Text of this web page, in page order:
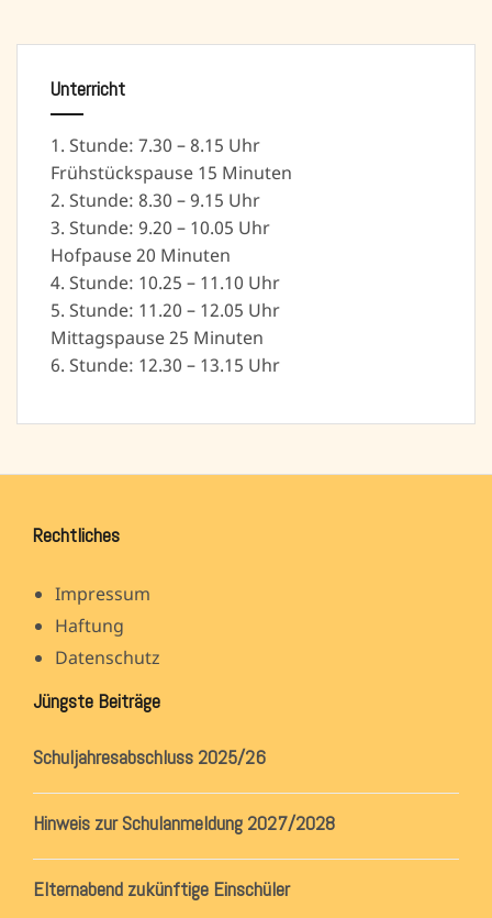
Unterricht
1. Stunde: 7.30 – 8.15 Uhr
Frühstückspause 15 Minuten
2. Stunde: 8.30 – 9.15 Uhr
3. Stunde: 9.20 – 10.05 Uhr
Hofpause 20 Minuten
4. Stunde: 10.25 – 11.10 Uhr
5. Stunde: 11.20 – 12.05 Uhr
Mittagspause 25 Minuten
6. Stunde: 12.30 – 13.15 Uhr
Rechtliches
Impressum
Haftung
Datenschutz
Jüngste Beiträge
Schuljahresabschluss 2025/26
Hinweis zur Schulanmeldung 2027/2028
Elternabend zukünftige Einschüler